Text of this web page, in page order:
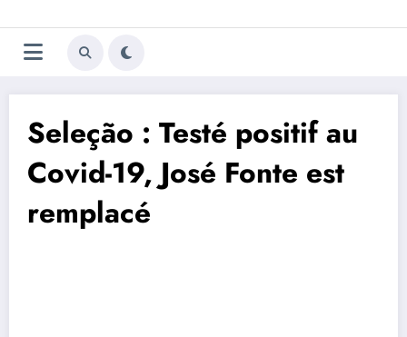
au
contenu
Trivela
L'actualité du football
Seleção : Testé positif au
Covid-19, José Fonte est
remplacé